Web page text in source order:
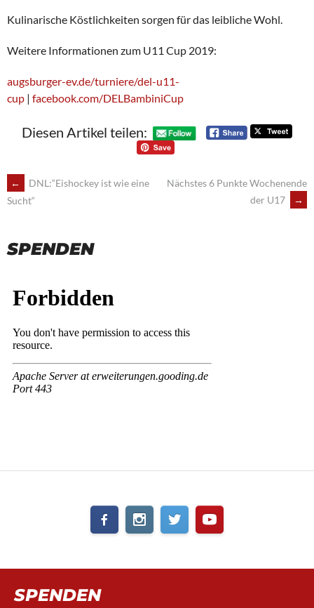
Kulinarische Köstlichkeiten sorgen für das leibliche Wohl.
Weitere Informationen zum U11 Cup 2019:
augsburger-ev.de/turniere/del-u11-
cup | facebook.com/DELBambiniCup
Diesen Artikel teilen:
POST
←
DNL:“Eishockey ist wie eine
Sucht“
Nächstes 6 Punkte Wochenende
der U17
→
SPENDEN
SPENDEN